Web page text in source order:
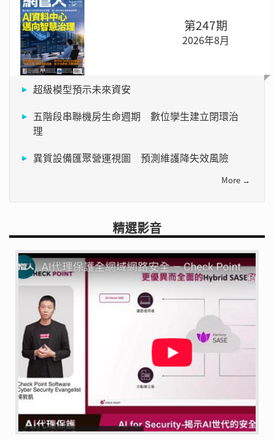
第247期
2026年8月
超級模型預示未來資安
五階段串聯機房生命週期 數位孿生建立閉環治
理
異質設備匯聚營運視圖 預測維護降失效風險
More →
精選影音